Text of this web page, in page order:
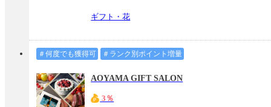
ギフト・花
＃何度でも獲得可 ＃ランク別ポイント増量
AOYAMA GIFT SALON
3％